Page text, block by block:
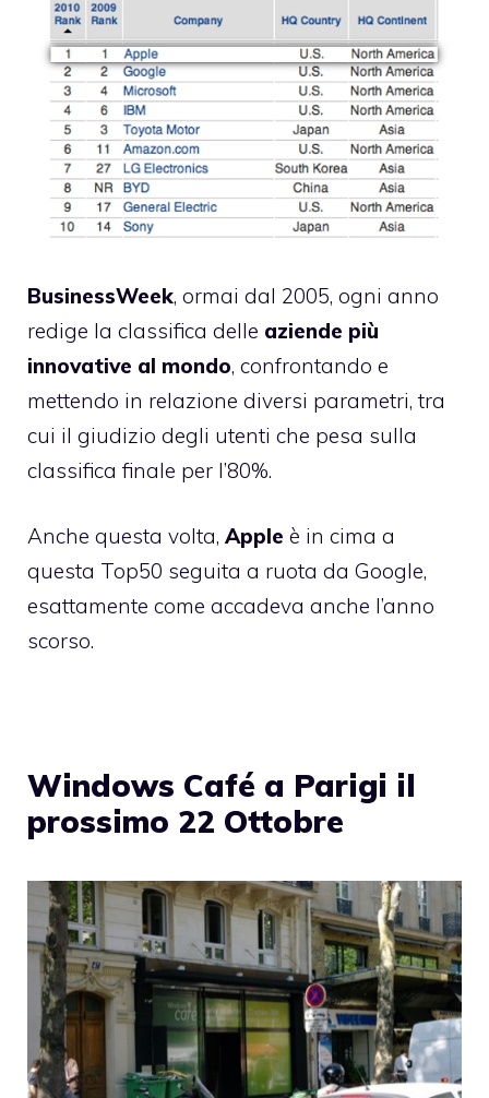
BusinessWeek, ormai dal 2005, ogni anno
redige la classifica delle aziende più
innovative al mondo, confrontando e
mettendo in relazione diversi parametri, tra
cui il giudizio degli utenti che pesa sulla
classifica finale per l’80%.
Anche questa volta, Apple è in cima a
questa Top50 seguita a ruota da Google,
esattamente come accadeva anche l’anno
scorso.
Windows Café a Parigi il
prossimo 22 Ottobre